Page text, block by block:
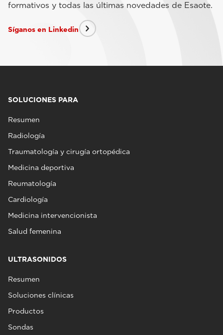
formativos y todas las últimas novedades de Esaote.
Síganos en Linkedin
SOLUCIONES PARA
Resumen
Radiología
Traumatología y cirugía ortopédica
Medicina deportiva
Reumatología
Cardiología
Medicina intervencionista
Salud femenina
ULTRASONIDOS
Resumen
Soluciones clínicas
Productos
Sondas